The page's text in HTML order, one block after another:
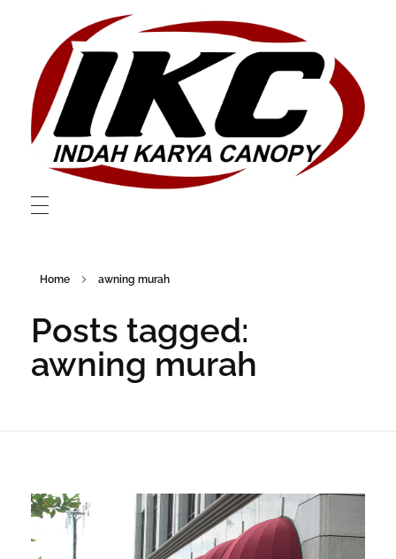
Layanan Canopy dan Membrane Berkualitas Di Bekasi
Layanan Canopy dan Membrane Berkualitas Di Bekasi
Home awning murah
Posts tagged:
awning murah